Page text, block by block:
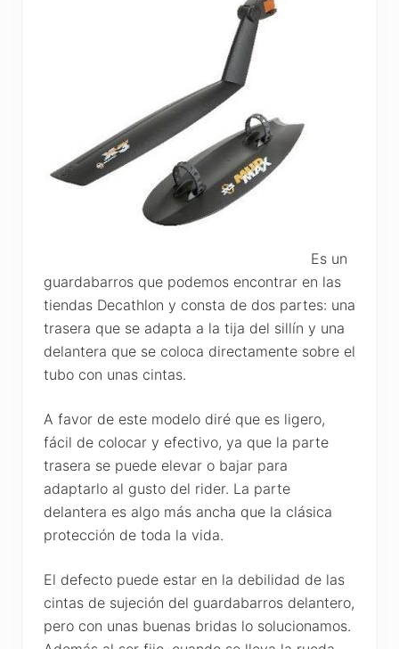
Es un
guardabarros que podemos encontrar en las
tiendas Decathlon y consta de dos partes: una
trasera que se adapta a la tija del sillín y una
delantera que se coloca directamente sobre el
tubo con unas cintas.
A favor de este modelo diré que es ligero,
fácil de colocar y efectivo, ya que la parte
trasera se puede elevar o bajar para
adaptarlo al gusto del rider. La parte
delantera es algo más ancha que la clásica
protección de toda la vida.
El defecto puede estar en la debilidad de las
cintas de sujeción del guardabarros delantero,
pero con unas buenas bridas lo solucionamos.